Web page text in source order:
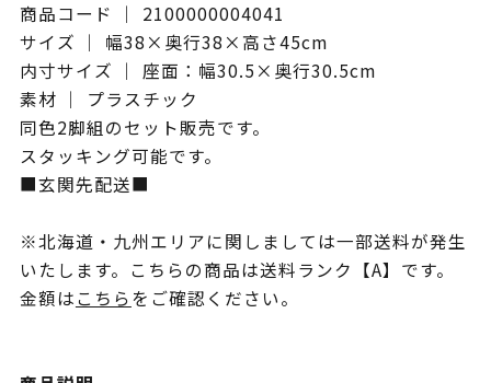
商品コード ｜ 2100000004041
サイズ ｜ 幅38×奥行38×高さ45cm
内寸サイズ ｜ 座面：幅30.5×奥行30.5cm
素材 ｜ プラスチック
同色2脚組のセット販売です。
スタッキング可能です。
■玄関先配送■
※北海道・九州エリアに関しましては一部送料が発生
いたします。こちらの商品は送料ランク【A】です。
金額はこちらをご確認ください。